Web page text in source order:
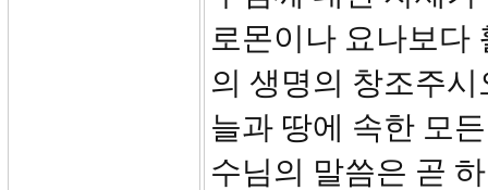
로몬이나 요나보다
의 생명의 창조주
늘과 땅에 속한 모
수님의 말씀은 곧